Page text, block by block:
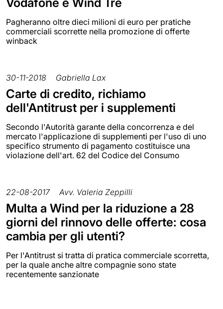
Pagheranno oltre dieci milioni di euro per pratiche
commerciali scorrette nella promozione di offerte
winback
30-11-2018 Gabriella Lax
Carte di credito, richiamo
dell'Antitrust per i supplementi
Secondo l'Autorità garante della concorrenza e del
mercato l'applicazione di supplementi per l'uso di uno
specifico strumento di pagamento costituisce una
violazione dell'art. 62 del Codice del Consumo
22-08-2017 Avv. Valeria Zeppilli
Multa a Wind per la riduzione a 28
giorni del rinnovo delle offerte: cosa
cambia per gli utenti?
Per l'Antitrust si tratta di pratica commerciale scorretta,
per la quale anche altre compagnie sono state
recentemente sanzionate